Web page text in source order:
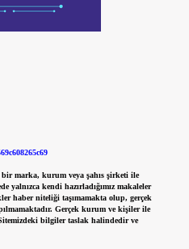
marka, kurum veya şahıs şirketi ile
yalnızca kendi hazırladığımız makaleler
haber niteliği taşımamakta olup, gerçek
Gerçek kurum ve kişiler ile
bilgiler taslak halindedir ve